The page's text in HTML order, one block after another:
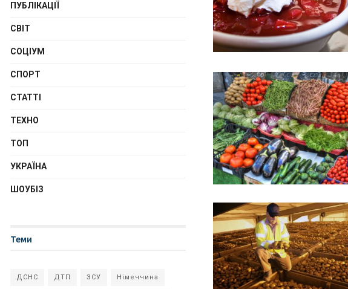
ПУБЛІКАЦІЇ
СВІТ
СОЦІУМ
СПОРТ
СТАТТІ
ТЕХНО
ТОП
УКРАЇНА
ШОУБІЗ
Теми
ДСНС ДТП ЗСУ Німеччина